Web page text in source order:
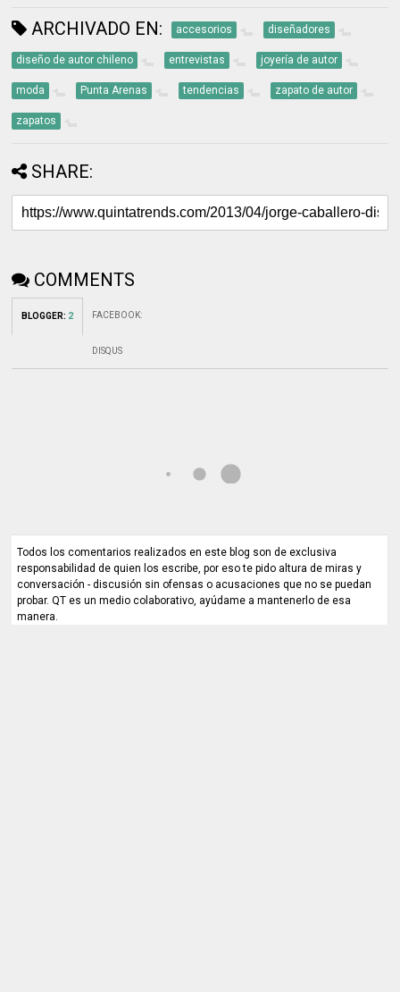
ARCHIVADO EN: accesorios diseñadores
diseño de autor chileno entrevistas joyería de autor
moda Punta Arenas tendencias zapato de autor
zapatos
SHARE:
COMMENTS
BLOGGER: 2 FACEBOOK:
DISQUS
Todos los comentarios realizados en este blog son de exclusiva
responsabilidad de quien los escribe, por eso te pido altura de miras y
conversación - discusión sin ofensas o acusaciones que no se puedan
probar. QT es un medio colaborativo, ayúdame a mantenerlo de esa
manera.